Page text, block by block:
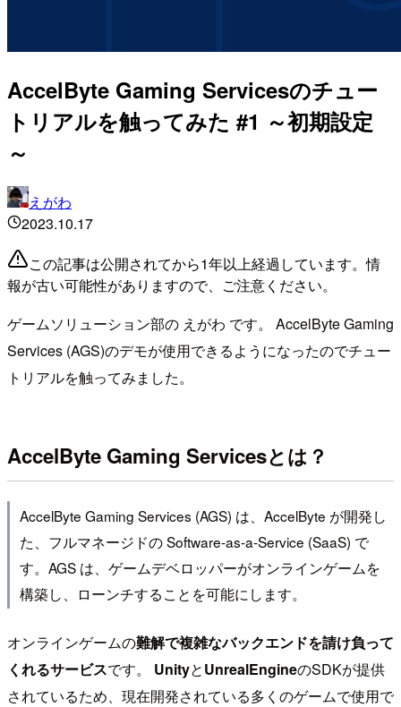
AccelByte Gaming Servicesのチュー
トリアルを触ってみた #1 ～初期設定
～
えがわ
2023.10.17
この記事は公開されてから1年以上経過しています。情
報が古い可能性がありますので、ご注意ください。
ゲームソリューション部の えがわ です。 AccelByte Gaming
Services (AGS)のデモが使用できるようになったのでチュー
トリアルを触ってみました。
AccelByte Gaming Servicesとは？
AccelByte Gaming Services (AGS) は、AccelByte が開発し
た、フルマネージドの Software-as-a-Service (SaaS) で
す。AGS は、ゲームデベロッパーがオンラインゲームを
構築し、ローンチすることを可能にします。
オンラインゲームの難解で複雑なバックエンドを請け負って
くれるサービスです。 UnityとUnrealEngineのSDKが提供
されているため、現在開発されている多くのゲームで使用で